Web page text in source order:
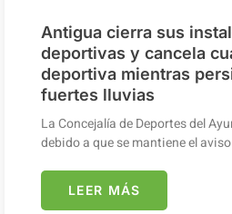
Antigua cierra sus
deportivas y cancela
deportiva mientras
fuertes lluvias
La Concejalía de Deportes del
debido a que se mantiene el
LEER MÁS